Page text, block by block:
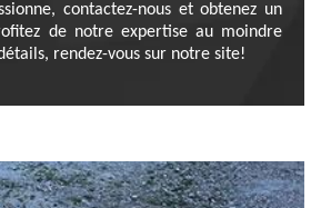
contactez-nous et obtenez un
de notre expertise au moindre
rendez-vous sur notre site!